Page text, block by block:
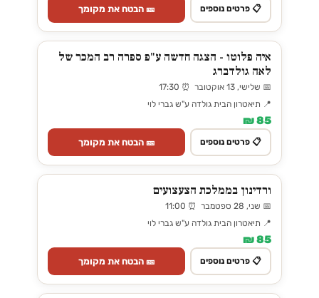
📋 פרטים נוספים 🎫 הבטח את מקומך
איה פלוטו - הצגה חדשה ע"פ ספרה רב המכר של
לאה גולדברג
📅 שלישי, 13 אוקטובר ⏰ 17:30
📍 תיאטרון הבית גולדה ע"ש גברי לוי
85 ₪
📋 פרטים נוספים 🎫 הבטח את מקומך
ורדינון בממלכת הצעצועים
📅 שני, 28 ספטמבר ⏰ 11:00
📍 תיאטרון הבית גולדה ע"ש גברי לוי
85 ₪
📋 פרטים נוספים 🎫 הבטח את מקומך